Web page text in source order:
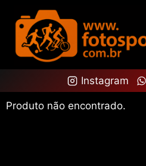
Instagram
Produto não encontrado.